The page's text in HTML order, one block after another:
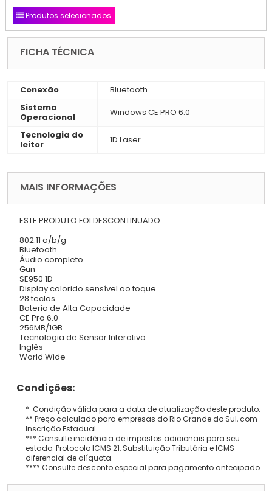
Produtos selecionados
FICHA TÉCNICA
Conexão
Bluetooth
Sistema
Operacional
Windows CE PRO 6.0
Tecnologia do
leitor
1D Laser
MAIS INFORMAÇÕES
ESTE PRODUTO FOI DESCONTINUADO.
802.11 a/b/g
Bluetooth
Áudio completo
Gun
SE950 1D
Display colorido sensível ao toque
28 teclas
Bateria de Alta Capacidade
CE Pro 6.0
256MB/1GB
Tecnologia de Sensor Interativo
Inglês
World Wide
Condições:
* Condição válida para a data de atualização deste produto.
** Preço calculado para empresas do Rio Grande do Sul, com
Inscrição Estadual.
*** Consulte incidência de impostos adicionais para seu
estado: Protocolo ICMS 21, Substituição Tributária e ICMS -
diferencial de alíquota.
**** Consulte desconto especial para pagamento antecipado.